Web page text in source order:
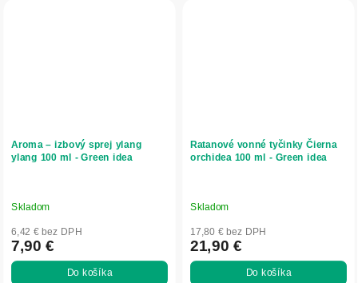
Aroma – izbový sprej ylang
ylang 100 ml - Green idea
Skladom
6,42 € bez DPH
7,90 €
Do košíka
Ratanové vonné tyčinky Čierna
orchidea 100 ml - Green idea
Skladom
17,80 € bez DPH
21,90 €
Do košíka